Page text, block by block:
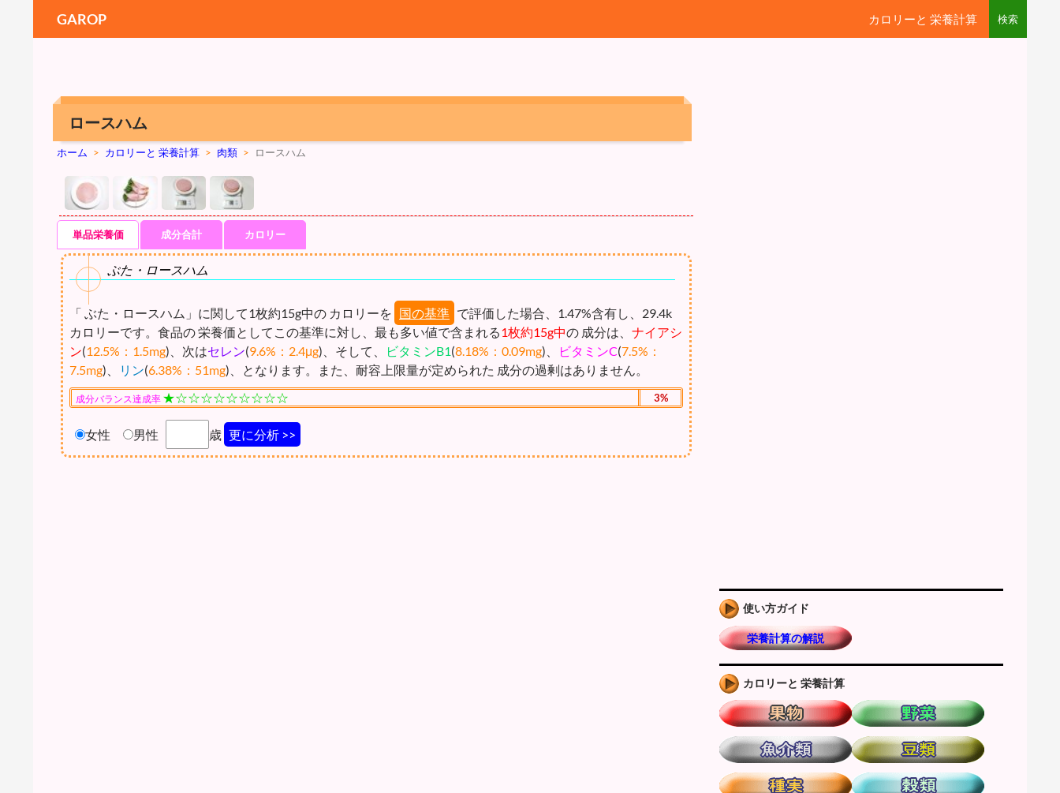
GAROP カロリーと 栄養計算
ロースハム
ホーム > カロリーと 栄養計算 > 肉類 > ロースハム
単品栄養価 成分合計 カロリー
ぶた・ロースハム
「 ぶた・ロースハム」に関して1枚約15g中の カロリーを 国の基準 で評価した場合、1.47%含有し、29.4k
カロリーです。食品の 栄養価としてこの基準に対し、最も多い値で含まれる1枚約15g中の 成分は、 ナイアシ
ン(12.5%：1.5mg)、次はセレン(9.6%：2.4μg)、そして、 ビタミンB1(8.18%：0.09mg)、 ビタミンC(7.5%：
7.5mg)、 リン(6.38%：51mg)、となります。また、耐容上限量が定められた 成分の過剰はありません。
成分バランス達成率 ★☆☆☆☆☆☆☆☆☆ 3%
女性 男性 歳 更に分析 >>
使い方ガイド
栄養計算の解説
カロリーと 栄養計算